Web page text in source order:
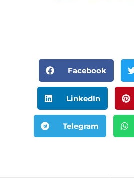
Facebook
LinkedIn
Telegram